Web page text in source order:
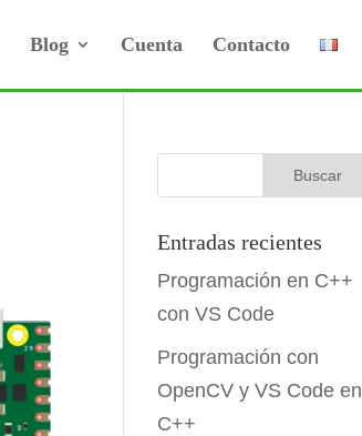
Blog Cuenta Contacto
Entradas recientes
Programación en C++
con VS Code
Programación con
OpenCV y VS Code en
C++